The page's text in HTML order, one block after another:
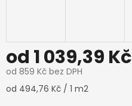
od 1 039,39 Kč
od 859 Kč bez DPH
Měrná
od 494,76 Kč / 1 m2